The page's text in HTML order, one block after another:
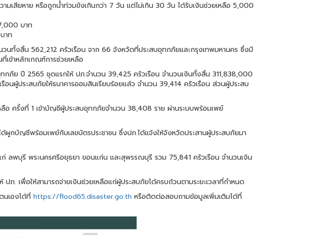
สียหาย หรือถูกน้ำท่วมขังเกินกว่า 7 วัน แต่ไม่เกิน 30 วัน ได้รับเงินช่วยเหลือ 5,000
บาท
าท
ทั้งสิ้น 562,212 ครัวเรือน จาก 66 จังหวัดที่ประสบอุทกภัยและกรุงเทพมหานคร ซึ่งมี
เข้าหลักเกณฑ์การช่วยเหลือ
ภัย ปี 2565 ชุดแรกให้ ปภ.จำนวน 39,425 ครัวเรือน จำนวนเงินทั้งสิ้น 311,838,000
นผู้ประสบภัยให้ธนาคารออมสินเรียบร้อยแล้ว จำนวน 39,414 ครัวเรือน ส่วนผู้ประสบ
อ ครั้งที่ 1 เข้าบัญชีผู้ประสบอุทกภัยจำนวน 38,408 ราย ผ่านระบบพร้อมเพย์
ผูกบัญชีพร้อมเพย์กับเลขบัตรประชาชน ซึ่งปภ.ได้แจ้งให้จังหวัดประสานผู้ประสบภัยมา
พบุรี พระนครศรีอยุธยา ขอนแก่น และสุพรรณบุรี รวม 75,841 ครัวเรือน จำนวนเงิน
. เพื่อให้สามารถจ่ายเงินช่วยเหลือแก่ผู้ประสบภัยได้ครบถ้วนตามระยะเวลาที่กำหนด
นเองได้ที่ https://flood65.disaster.go.th หรือติดต่อสอบถามข้อมูลเพิ่มเติมได้ที่